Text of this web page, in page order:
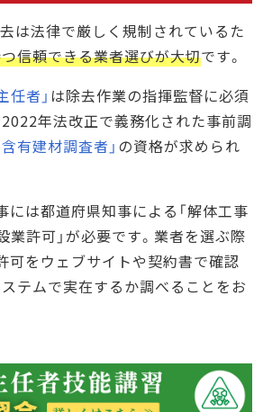
は法律で厳しく規制されているた
信頼できる業者選びが大切です。
任者」 は除去作業の指揮監督に必須
2022年法改正で義務化された事前調
有建材調査者」 の資格が求められ
には都道府県知事による「解体工事
業許可」が必要です。業者を選ぶ際
可をウェブサイトや契約書で確認
ステムで実在するか調べることをお